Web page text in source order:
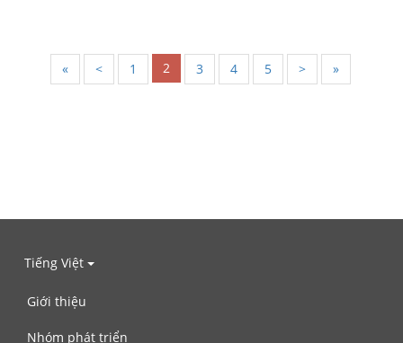
« < 1 2 3 4 5 > »
Tiếng Việt
Giới thiệu
Nhóm phát triển